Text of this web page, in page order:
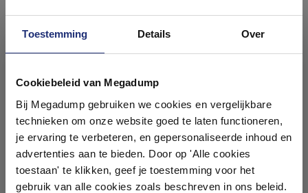
Toestemming Details Over
Cookiebeleid van Megadump
Bij Megadump gebruiken we cookies en vergelijkbare
technieken om onze website goed te laten functioneren,
je ervaring te verbeteren, en gepersonaliseerde inhoud en
advertenties aan te bieden. Door op 'Alle cookies
toestaan' te klikken, geef je toestemming voor het
gebruik van alle cookies zoals beschreven in ons beleid.
Kronos Terra Crea Limo
80x80 cm Gerectificeerd
Taupe (Doosinhoud: 1,28
m2) (prijs per m2)
78,59
64,95
Vena 60x120 cm Tibur
Beige Grip (Prijs per M2)
64,95
badkamers in onze 1000 m²
showroom
Laat je inspireren door 21 volledig ingerichte
badkameropstellingen – van compact tot luxe. Onze
ervaren adviseurs helpen je persoonlijk, en je vindt
tegels & sanitair direct uit voorraad. Gratis parkeren
op eigen terrein.